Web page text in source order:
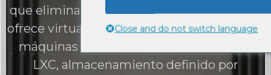
que elimina el licenciamiento por socket y
ofrece virtualización empresarial completa:
máquinas virtuales KVM, contenedores
LXC, almacenamiento definido por
Close and do not switch language